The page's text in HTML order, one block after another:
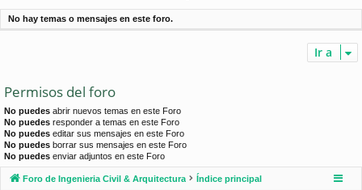
d
e
r
No hay temas o mensajes en este foro.
Ir a
Permisos del foro
No puedes abrir nuevos temas en este Foro
No puedes responder a temas en este Foro
No puedes editar sus mensajes en este Foro
No puedes borrar sus mensajes en este Foro
No puedes enviar adjuntos en este Foro
Foro de Ingenieria Civil & Arquitectura Índice principal